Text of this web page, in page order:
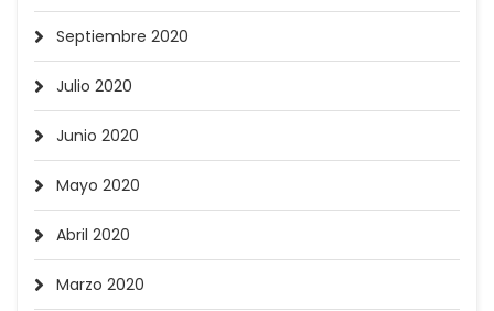
Septiembre 2020
Julio 2020
Junio 2020
Mayo 2020
Abril 2020
Marzo 2020